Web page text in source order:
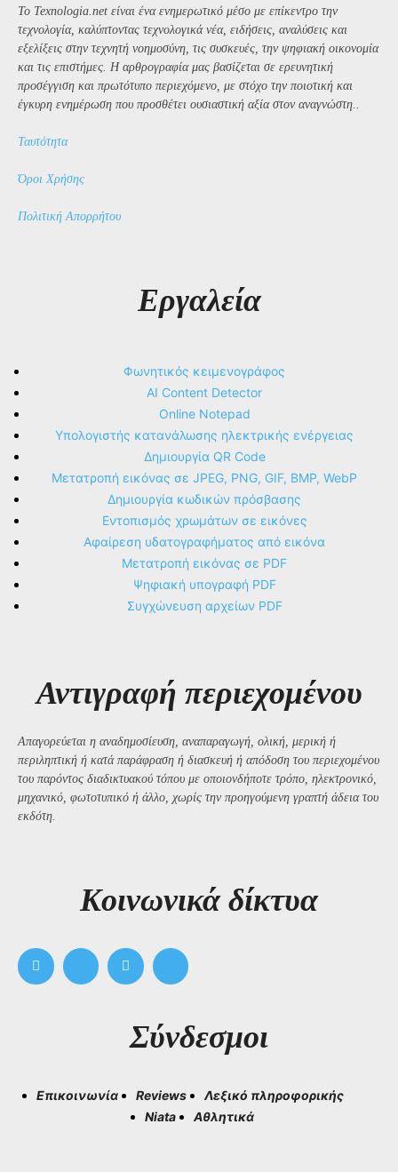
Το Texnologia.net είναι ένα ενημερωτικό μέσο με επίκεντρο την
τεχνολογία, καλύπτοντας τεχνολογικά νέα, ειδήσεις, αναλύσεις και
εξελίξεις στην τεχνητή νοημοσύνη, τις συσκευές, την ψηφιακή οικονομία
και τις επιστήμες. Η αρθρογραφία μας βασίζεται σε ερευνητική
προσέγγιση και πρωτότυπο περιεχόμενο, με στόχο την ποιοτική και
έγκυρη ενημέρωση που προσθέτει ουσιαστική αξία στον αναγνώστη..
Ταυτότητα
Όροι Χρήσης
Πολιτική Απορρήτου
Εργαλεία
Φωνητικός κειμενογράφος
AI Content Detector
Online Notepad
Υπολογιστής κατανάλωσης ηλεκτρικής ενέργειας
Δημιουργία QR Code
Μετατροπή εικόνας σε JPEG, PNG, GIF, BMP, WebP
Δημιουργία κωδικών πρόσβασης
Εντοπισμός χρωμάτων σε εικόνες
Αφαίρεση υδατογραφήματος από εικόνα
Μετατροπή εικόνας σε PDF
Ψηφιακή υπογραφή PDF
Συγχώνευση αρχείων PDF
Αντιγραφή περιεχομένου
Απαγορεύεται η αναδημοσίευση, αναπαραγωγή, ολική, μερική ή
περιληπτική ή κατά παράφραση ή διασκευή ή απόδοση του περιεχομένου
του παρόντος διαδικτυακού τόπου με οποιονδήποτε τρόπο, ηλεκτρονικό,
μηχανικό, φωτοτυπικό ή άλλο, χωρίς την προηγούμενη γραπτή άδεια του
εκδότη.
Kοινωνικά δίκτυα
Σύνδεσμοι
Επικοινωνία Reviews
Λεξικό πληροφορικής
Niata
Αθλητικά